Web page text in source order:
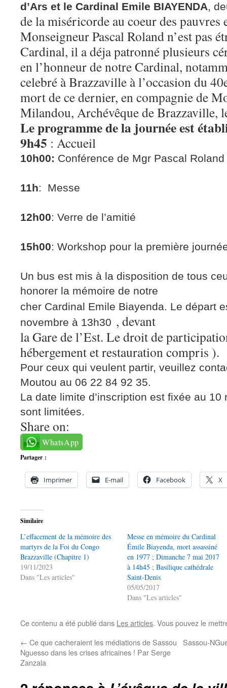
d’Ars et le Cardinal Emile BIAYENDA,
de la miséricorde au coeur des
Monseigneur Pascal Roland n’est pas
Cardinal, il a déja patronné plusieurs
en l’honneur de notre Cardinal,
celebré à Brazzaville à l’occasion du
mort de ce dernier, en compagnie de
Milandou, Archévêque de
Le programme de la journée est
9h45 : Accueil
10h00: Conférence de Mgr Pascal Roland
11h: Messe
12h00: Verre de l’amitié
15h00: Workshop pour la première
Un bus est mis à la disposition de tous
honorer la mémoire de notre
cher Cardinal Emile Biayenda. Le départ
novembre à 13h30 , devant
la Gare de l’Est. Le droit de
hébergement et restauration compris ).
Pour ceux qui veulent partir, veuillez
Moutou au 06 22 84 92 35.
La date limite d’inscription est fixée au
sont limitées.
Share on:
WhatsApp
Partager :
Imprimer E-mail Facebook X
Similaire
L’effacement de la mémoire des
martyrs de la Foi du Congo
Brazzaville (Chapitre 1)
19/11/2023
Dans "Les articles"
Messe en mémoire du Cardinal
Émile Biayenda, mort assassiné
en 1977 ; Dimanche 7 mai 2017
à 14h45 ; Basilique cathédrale
Saint-Denis
05/05/2017
Dans "Les articles"
Ce contenu a été publié dans Les articles. Vous pouvez le
← Ce que cacheraient les médiations de Sassou
Nguesso dans les crises africaines ! Par Serge
Zanzala
Sassou-